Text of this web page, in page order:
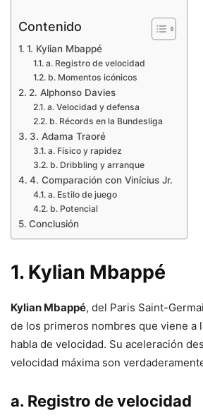
Contenido
1. Kylian Mbappé
a. Registro de velocidad
b. Momentos icónicos
2. Alphonso Davies
a. Velocidad y defensa
b. Récords en la Bundesliga
3. Adama Traoré
a. Físico y rapidez
b. Dribbling y arranque
4. Comparación con Vinícius Jr.
a. Estilo de juego
b. Potencial
Conclusión
1. Kylian Mbappé
Kylian Mbappé, del Paris Saint-
de los primeros nombres que viene a
habla de velocidad. Su aceleración
velocidad máxima son
a. Registro de velocidad